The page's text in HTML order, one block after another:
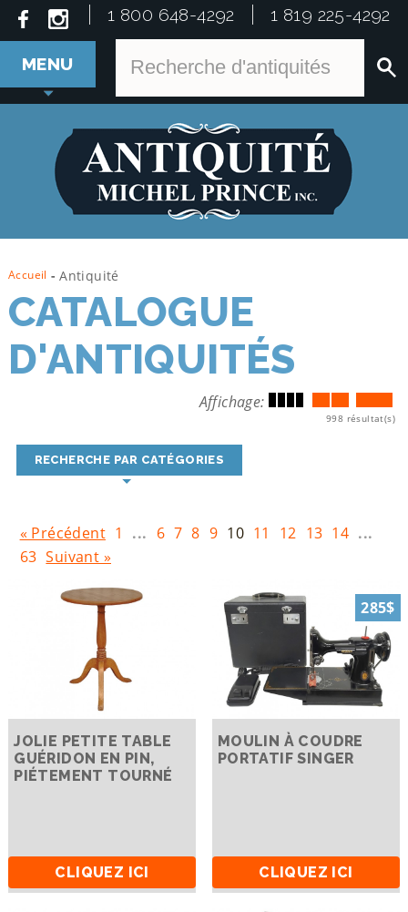
1 800 648-4292 1 819 225-4292
MENU
Accueil - Antiquité
CATALOGUE
D'ANTIQUITÉS
Affichage:
998 résultat(s)
RECHERCHE PAR CATÉGORIES
« Précédent 1 ... 6 7 8 9 10 11 12 13 14 ...
63 Suivant »
JOLIE PETITE TABLE
GUÉRIDON EN PIN,
PIÉTEMENT TOURNÉ
CLIQUEZ ICI
285$
MOULIN À COUDRE
PORTATIF SINGER
CLIQUEZ ICI